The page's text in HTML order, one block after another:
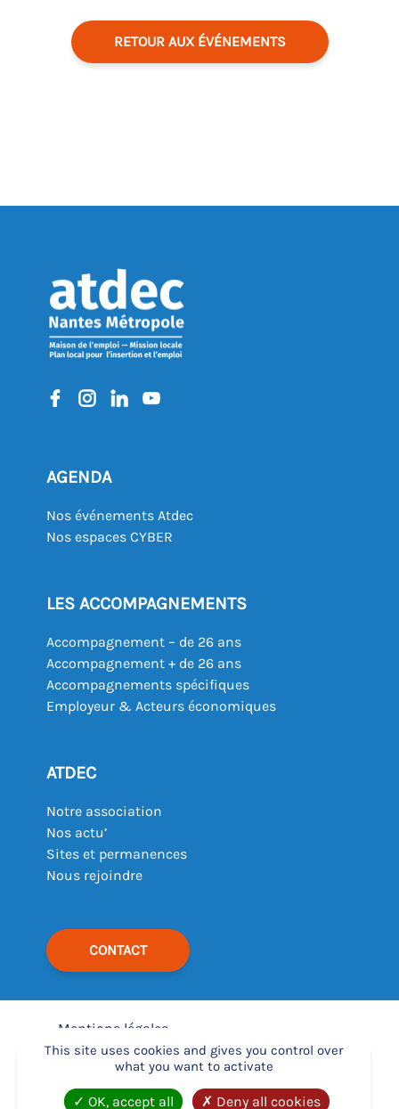
RETOUR AUX ÉVÉNEMENTS
AGENDA
Nos événements Atdec
Nos espaces CYBER
LES ACCOMPAGNEMENTS
Accompagnement – de 26 ans
Accompagnement + de 26 ans
Accompagnements spécifiques
Employeur & Acteurs économiques
ATDEC
Notre association
Nos actu’
Sites et permanences
Nous rejoindre
CONTACT
Mentions légales
–
Déclaration d’accessibilité
This site uses cookies and gives you control over
what you want to activate
OK, accept all Deny all cookies